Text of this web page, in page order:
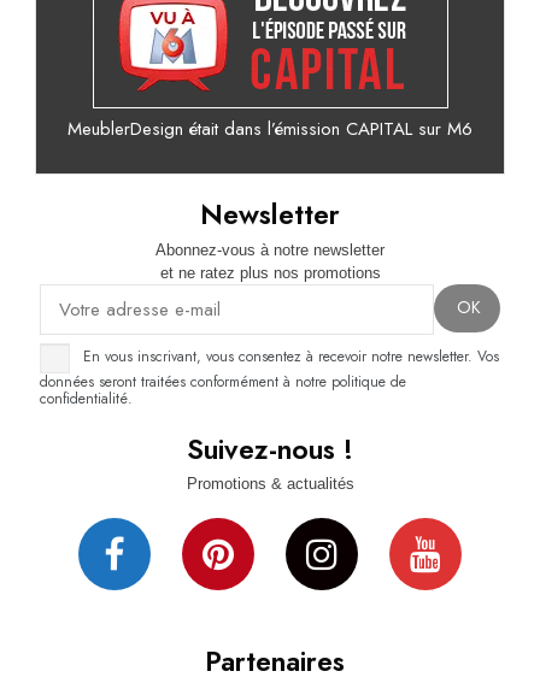
MeublerDesign était dans l’émission CAPITAL sur M6
Partenaires
Suivez-nous !
Promotions & actualités
Newsletter
Abonnez-vous à notre newsletter
et ne ratez plus nos promotions
En vous inscrivant, vous consentez à recevoir notre newsletter. Vos
données seront traitées conformément à notre politique de
confidentialité.